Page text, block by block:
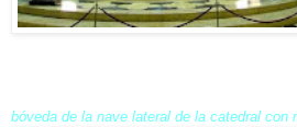
bóveda de la nave lateral de la catedral con